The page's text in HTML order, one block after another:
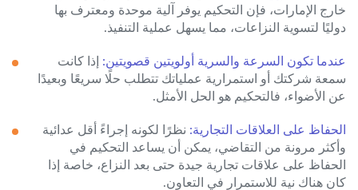
خارج الإمارات، فإن التحكيم يوفر آلية موحدة ومعترف بها
دوليًا لتسوية النزاعات، مما يسهل عملية التنفيذ.
عندما تكون السرعة والسرية أولويتين قصويتين: إذا كانت
سمعة شركتك أو استمرارية عملياتك تتطلب حلًا سريعًا وبعيدًا
عن الأضواء، فالتحكيم هو الحل الأمثل.
الحفاظ على العلاقات التجارية: نظرًا لكونه إجراءً أقل عدائية
وأكثر مرونة من التقاضي، يمكن أن يساعد التحكيم في
الحفاظ على علاقات تجارية جيدة حتى بعد النزاع، خاصة إذا
كان هناك نية للاستمرار في التعاون.